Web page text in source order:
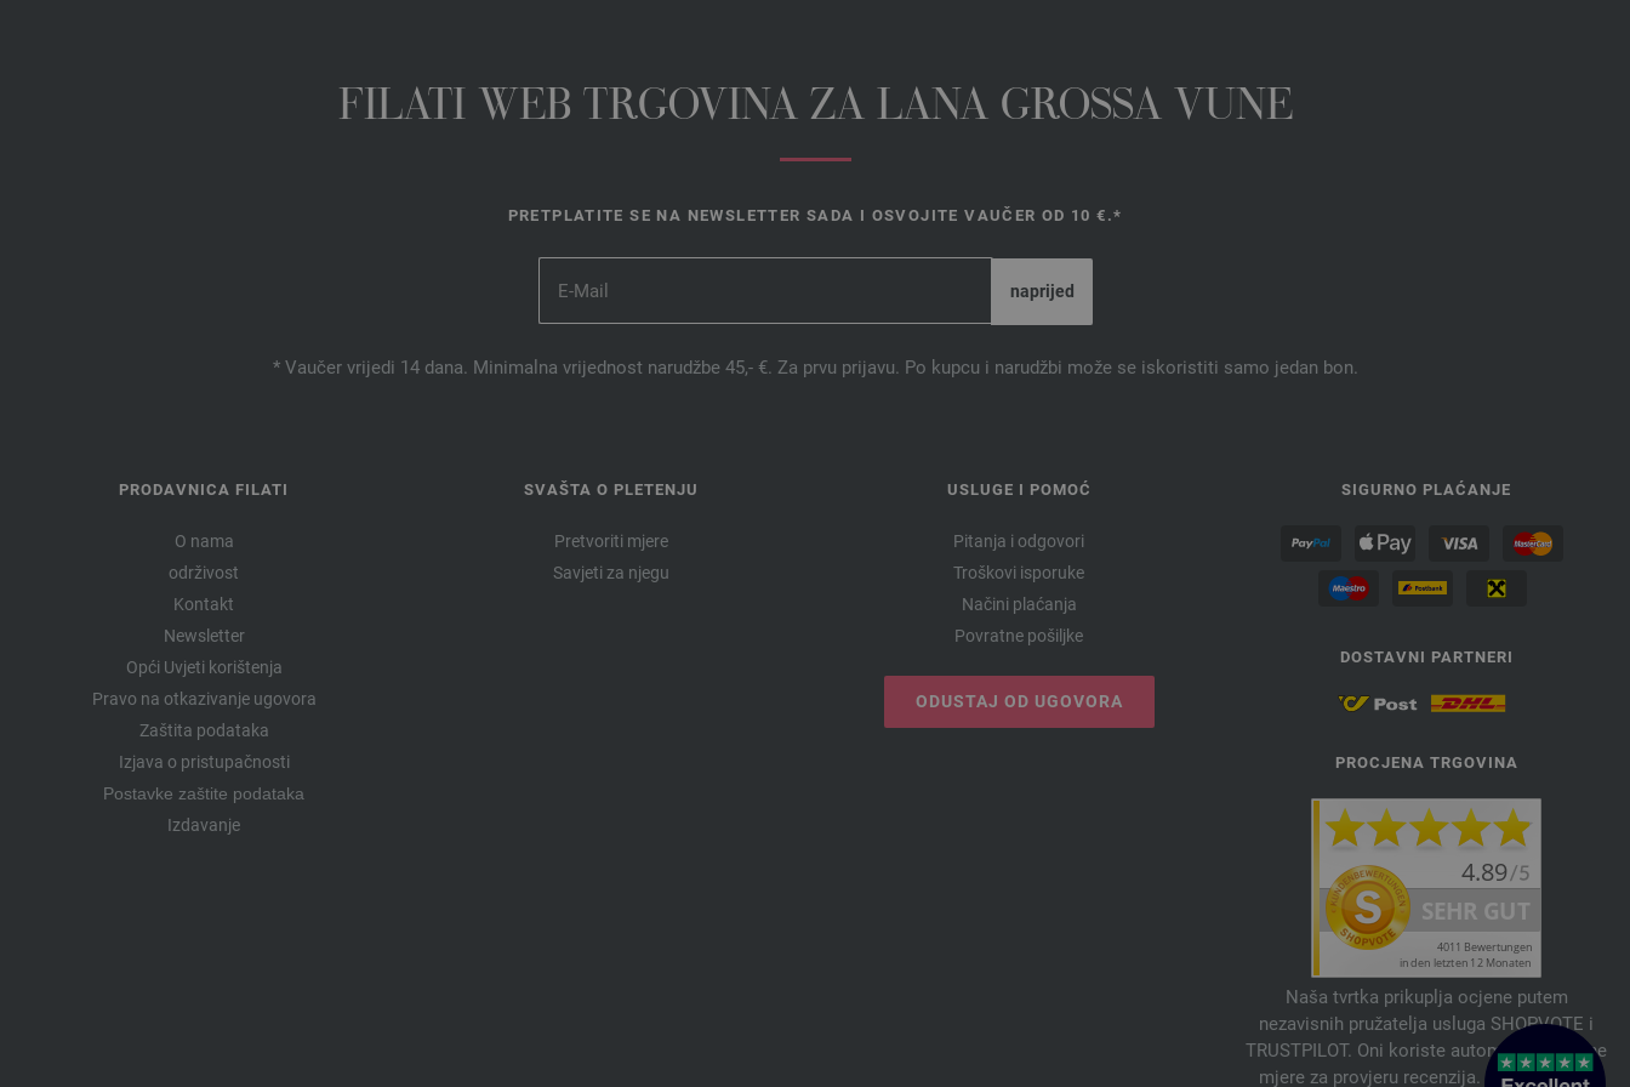
FILATI WEB TRGOVINA ZA LANA GROSSA VUNE
PRETPLATITE SE NA NEWSLETTER SADA I OSVOJITE VAUČER OD 10 €.*
* Vaučer vrijedi 14 dana. Minimalna vrijednost narudžbe 45,- €. Za prvu prijavu. Po kupcu i narudžbi može se iskoristiti samo jedan bon.
PRODAVNICA FILATI
O nama
održivost
Kontakt
Newsletter
Opći Uvjeti korištenja
Pravo na otkazivanje ugovora
Zaštita podataka
Izjava o pristupačnosti
Postavke zaštite podataka
Izdavanje
SVAŠTA O PLETENJU
Pretvoriti mjere
Savjeti za njegu
USLUGE I POMOĆ
Pitanja i odgovori
Troškovi isporuke
Načini plaćanja
Povratne pošiljke
ODUSTAJ OD UGOVORA
SIGURNO PLAĆANJE
DOSTAVNI PARTNERI
PROCJENA TRGOVINA
Naša tvrtka prikuplja ocjene putem
nezavisnih pružatelja usluga SHOPVOTE i
TRUSTPILOT. Oni koriste automatske i ručne
mjere za provjeru recenzija. Informacije o